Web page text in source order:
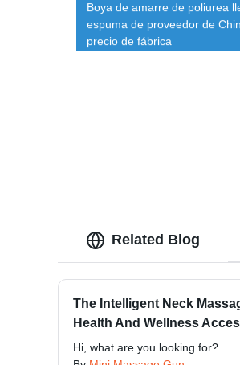
Boya de amarre de poliurea
espuma de proveedor de
precio de fábrica
Related Blog
The Intelligent Neck
Health And Wellness
Hi, what are you looking for?